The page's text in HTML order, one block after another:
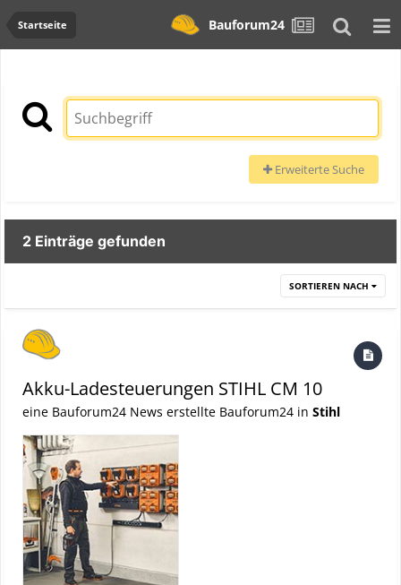
Startseite Bauforum24
Erweiterte Suche
2 Einträge gefunden
SORTIEREN NACH
Akku-Ladesteuerungen STIHL CM 10
eine Bauforum24 News erstellte Bauforum24 in Stihl